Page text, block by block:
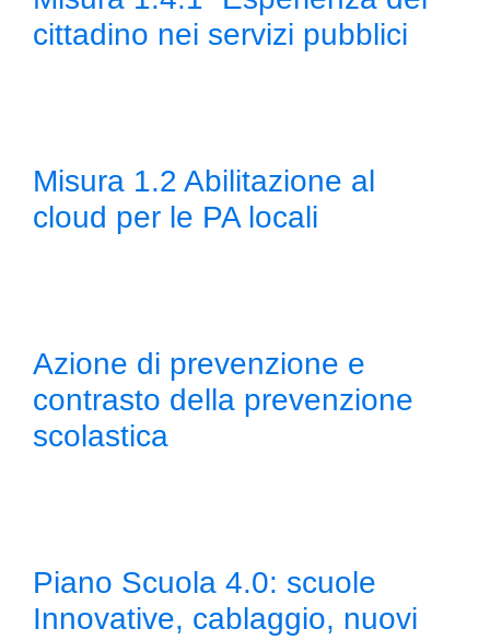
cittadino nei servizi pubblici
Misura 1.2 Abilitazione al
cloud per le PA locali
Azione di prevenzione e
contrasto della prevenzione
scolastica
Piano Scuola 4.0: scuole
Innovative, cablaggio, nuovi